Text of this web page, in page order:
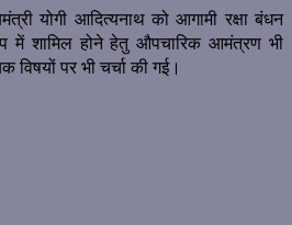
योगी आदित्यनाथ को आगामी रक्षा बंधन
में शामिल होने हेतु औपचारिक आमंत्रण भी
विषयों पर भी चर्चा की गई।